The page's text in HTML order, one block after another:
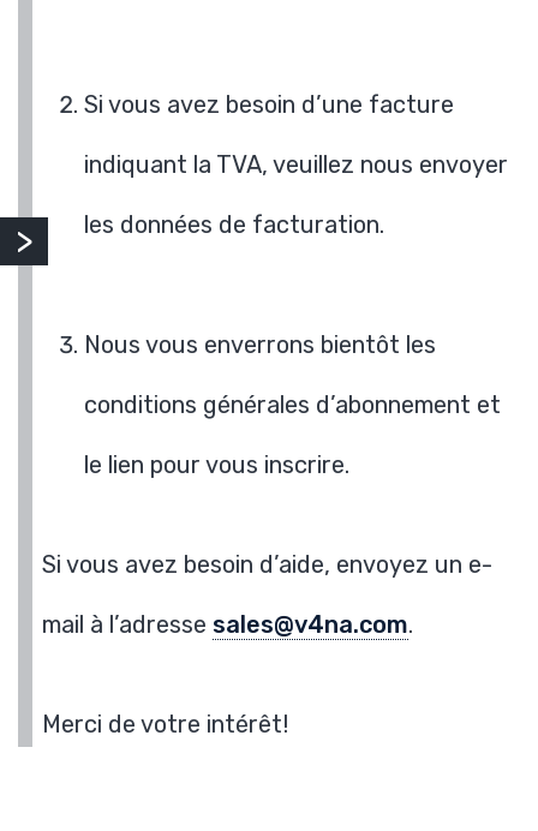
Si vous avez besoin d’une facture
indiquant la TVA, veuillez nous envoyer
les données de facturation.
Nous vous enverrons bientôt les
conditions générales d’abonnement et
le lien pour vous inscrire.
Si vous avez besoin d’aide, envoyez un e-
mail à l’adresse sales@v4na.com.
Merci de votre intérêt!